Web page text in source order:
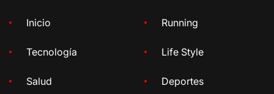
Inicio Running
Tecnología Life Style
Salud Deportes